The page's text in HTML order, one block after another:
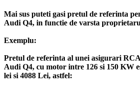
Mai sus puteti gasi pretul de referinta
Audi Q4, in functie de varsta
Exemplu:
Pretul de referinta al unei asigurari
Audi Q4, cu motor intre 126 si 150 KW
lei si 4088 Lei, astfel: